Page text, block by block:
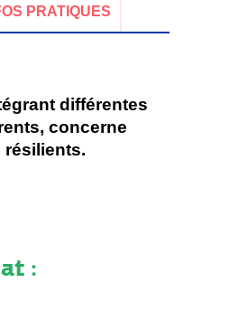
PRATIQUES
différentes
concerne
résilients.
: